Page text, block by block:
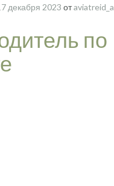
декабря 2023 от
по